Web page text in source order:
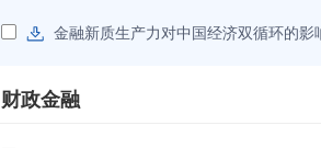
金融新质生产力对中国经济双循环的影
财政金融